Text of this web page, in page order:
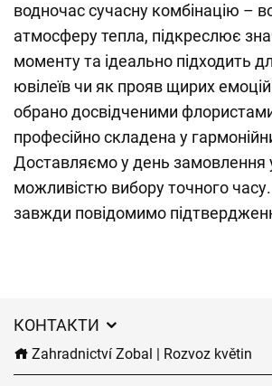
водночас сучасну комбінацію –
атмосферу тепла, підкреслює
моменту та ідеально підходить
ювілеїв чи як прояв щирих
обрано досвідченими
професійно складена у
Доставляємо у день замовлення
можливістю вибору точного
завжди повідомимо
КОНТАКТИ
Zahradnictví Zobal | Rozvoz květin